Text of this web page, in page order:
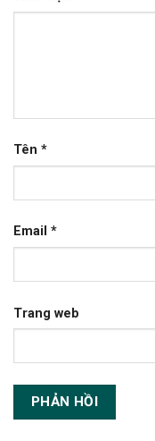
Tên *
Email *
Trang web